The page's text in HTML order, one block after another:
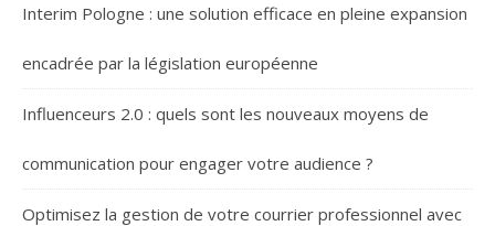
Interim Pologne : une solution efficace en pleine expansion
encadrée par la législation européenne
Influenceurs 2.0 : quels sont les nouveaux moyens de
communication pour engager votre audience ?
Optimisez la gestion de votre courrier professionnel avec